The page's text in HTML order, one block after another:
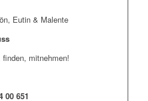
Eutin & Malente
mitnehmen!
00 651